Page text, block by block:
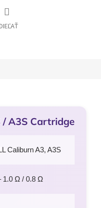
/ A3S Cartridge
Caliburn A3, A3S
1.0 Ω / 0.8 Ω